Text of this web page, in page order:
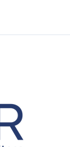
Santa Cruz